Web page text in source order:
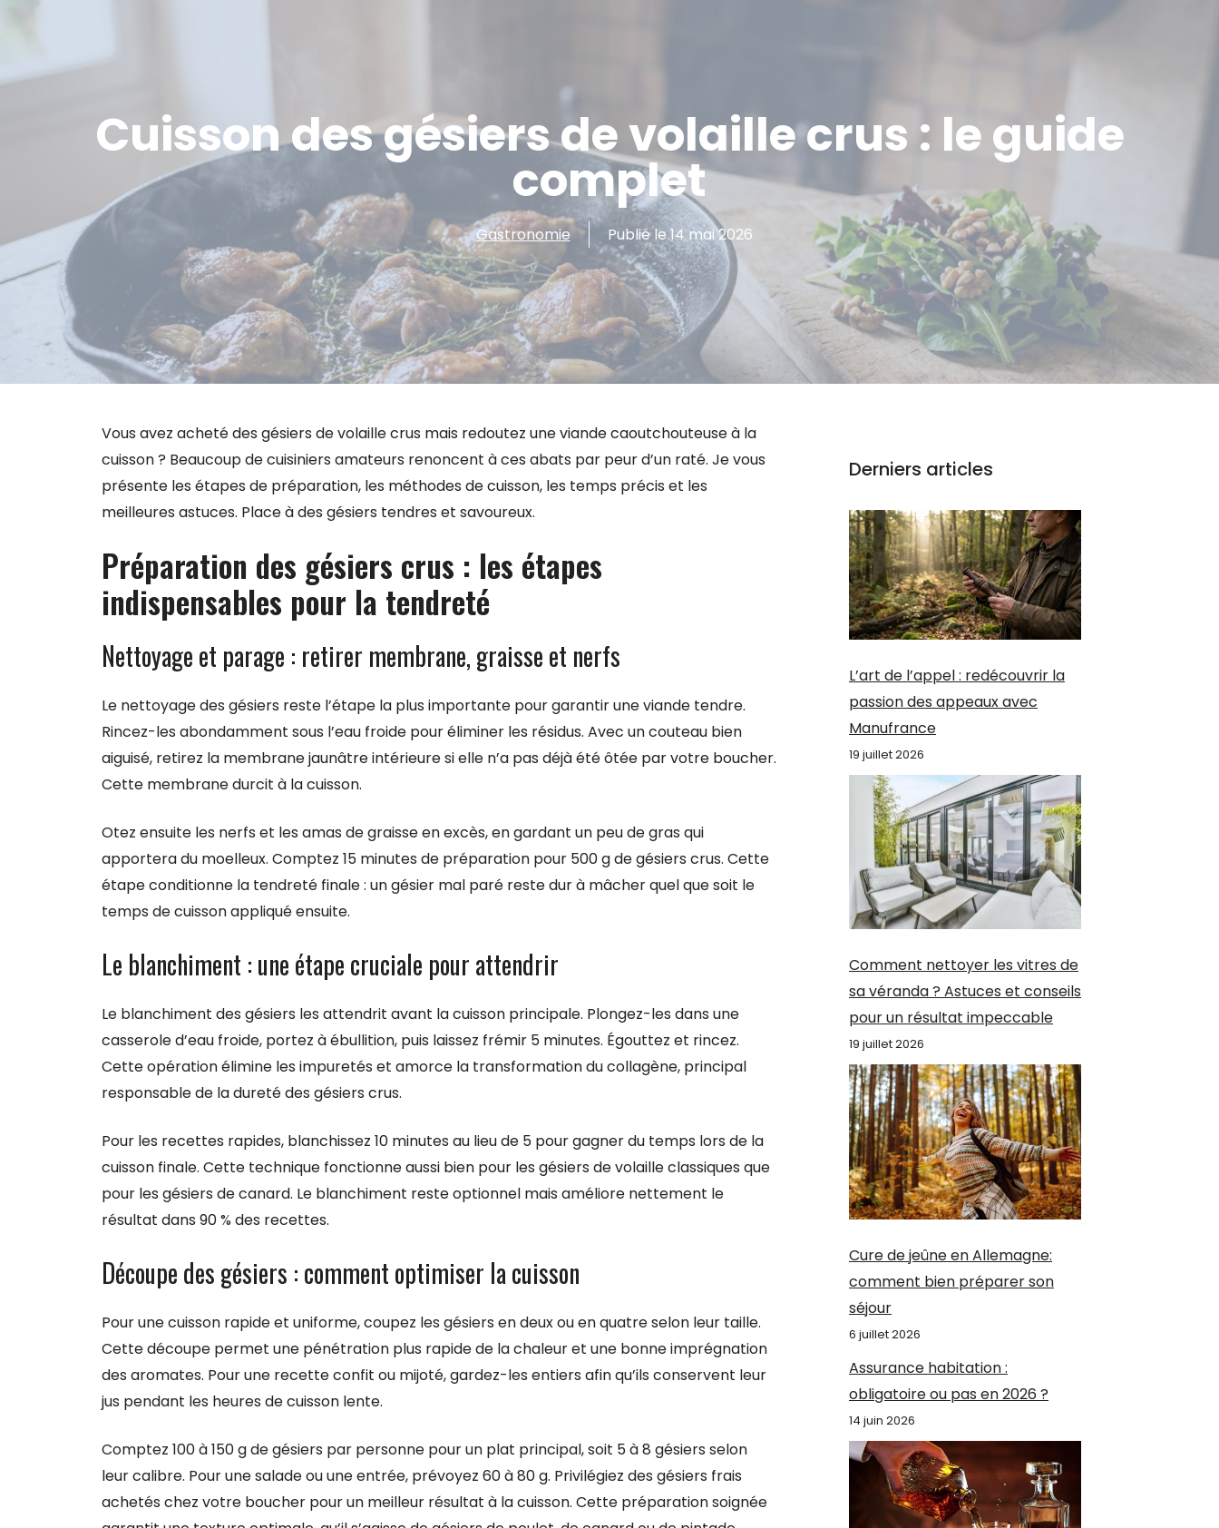
Cuisson des gésiers de volaille crus : le guide
complet
Gastronomie Publié le14 mai 2026
Vous avez acheté des gésiers de volaille crus mais redoutez une viande caoutchouteuse à la
cuisson ? Beaucoup de cuisiniers amateurs renoncent à ces abats par peur d’un raté. Je vous
présente les étapes de préparation, les méthodes de cuisson, les temps précis et les
meilleures astuces. Place à des gésiers tendres et savoureux.
Préparation des gésiers crus : les étapes
indispensables pour la tendreté
Nettoyage et parage : retirer membrane, graisse et nerfs
Le nettoyage des gésiers reste l’étape la plus importante pour garantir une viande tendre.
Rincez-les abondamment sous l’eau froide pour éliminer les résidus. Avec un couteau bien
aiguisé, retirez la membrane jaunâtre intérieure si elle n’a pas déjà été ôtée par votre boucher.
Cette membrane durcit à la cuisson.
Otez ensuite les nerfs et les amas de graisse en excès, en gardant un peu de gras qui
apportera du moelleux. Comptez 15 minutes de préparation pour 500 g de gésiers crus. Cette
étape conditionne la tendreté finale : un gésier mal paré reste dur à mâcher quel que soit le
temps de cuisson appliqué ensuite.
Le blanchiment : une étape cruciale pour attendrir
Le blanchiment des gésiers les attendrit avant la cuisson principale. Plongez-les dans une
casserole d’eau froide, portez à ébullition, puis laissez frémir 5 minutes. Égouttez et rincez.
Cette opération élimine les impuretés et amorce la transformation du collagène, principal
responsable de la dureté des gésiers crus.
Pour les recettes rapides, blanchissez 10 minutes au lieu de 5 pour gagner du temps lors de la
cuisson finale. Cette technique fonctionne aussi bien pour les gésiers de volaille classiques que
pour les gésiers de canard. Le blanchiment reste optionnel mais améliore nettement le
résultat dans 90 % des recettes.
Découpe des gésiers : comment optimiser la cuisson
Pour une cuisson rapide et uniforme, coupez les gésiers en deux ou en quatre selon leur taille.
Cette découpe permet une pénétration plus rapide de la chaleur et une bonne imprégnation
des aromates. Pour une recette confit ou mijoté, gardez-les entiers afin qu’ils conservent leur
jus pendant les heures de cuisson lente.
Comptez 100 à 150 g de gésiers par personne pour un plat principal, soit 5 à 8 gésiers selon
leur calibre. Pour une salade ou une entrée, prévoyez 60 à 80 g. Privilégiez des gésiers frais
achetés chez votre boucher pour un meilleur résultat à la cuisson. Cette préparation soignée
Derniers articles
L’art de l’appel : redécouvrir la
passion des appeaux avec
Manufrance
19 juillet 2026
Comment nettoyer les vitres de
sa véranda ? Astuces et conseils
pour un résultat impeccable
19 juillet 2026
Cure de jeûne en Allemagne:
comment bien préparer son
séjour
6 juillet 2026
Assurance habitation :
obligatoire ou pas en 2026 ?
14 juin 2026